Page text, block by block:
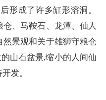
形成了许多缸形溶洞。
、马鞍石、龙潭、仙人
景观和关于雄狮守粮仓
山石盆景,缩小的人间仙
发。